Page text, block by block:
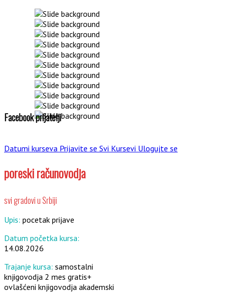
Facebook prijatelji
Datumi kurseva Prijavite se Svi Kursevi Ulogujte se
poreski računovodja
svi gradovi u Srbiji
Upis: pocetak prijave
Datum početka kursa:
14.08.2026
Trajanje kursa: samostalni
knjigovodja 2 mes gratis+
ovlašćeni knjigovodja akademski